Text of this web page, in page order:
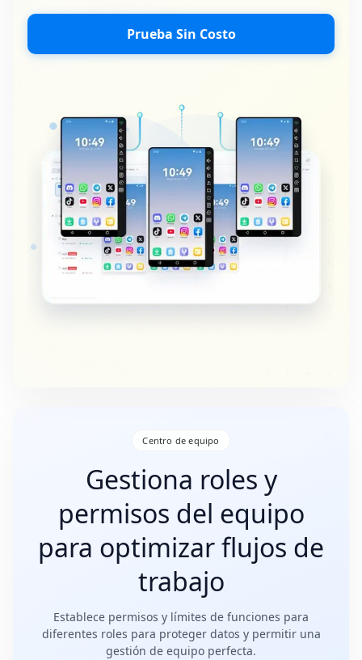
Prueba Sin Costo
Centro de equipo
Gestiona roles y
permisos del equipo
para optimizar flujos de
trabajo
Establece permisos y límites de funciones para
diferentes roles para proteger datos y permitir una
gestión de equipo perfecta.